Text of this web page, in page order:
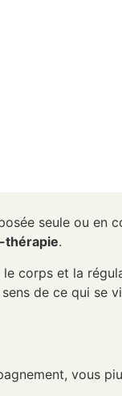
seule ou en
thérapie.
corps et la
de ce qui se
vous